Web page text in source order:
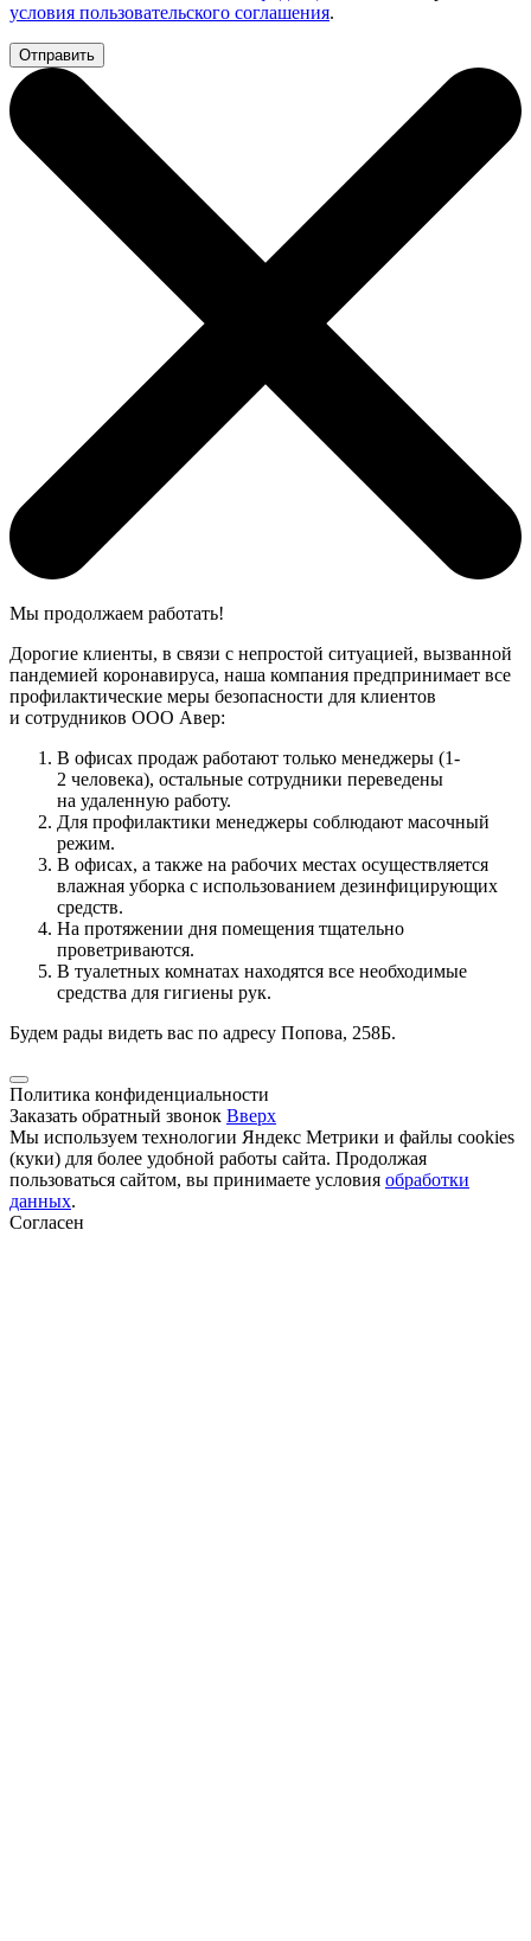
условия пользовательского соглашения.
Мы продолжаем работать!
Дорогие клиенты, в связи с непростой ситуацией, вызванной
пандемией коронавируса, наша компания предпринимает все
профилактические меры безопасности для клиентов
и сотрудников ООО Авер:
В офисах продаж работают только менеджеры (1-
2 человека), остальные сотрудники переведены
на удаленную работу.
Для профилактики менеджеры соблюдают масочный
режим.
В офисах, а также на рабочих местах осуществляется
влажная уборка с использованием дезинфицирующих
средств.
На протяжении дня помещения тщательно
проветриваются.
В туалетных комнатах находятся все необходимые
средства для гигиены рук.
Будем рады видеть вас по адресу Попова, 258Б.
Политика конфиденциальности
Заказать обратный звонок Вверх
Мы используем технологии Яндекс Метрики и файлы cookies
(куки) для более удобной работы сайта. Продолжая
пользоваться сайтом, вы принимаете условия обработки
данных.
Согласен